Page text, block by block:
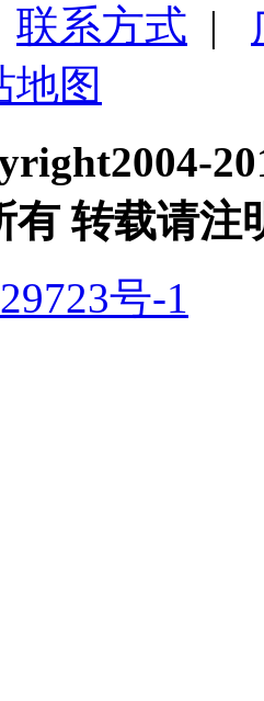
联系方式 |
地图
转载请注
号-1